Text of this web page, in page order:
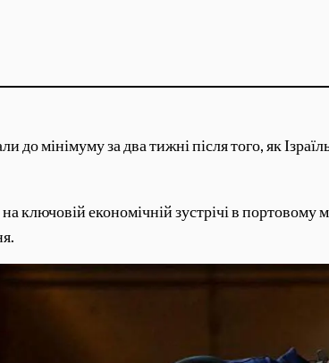
до мінімуму за два тижні після того, як
ключовій економічній зустрічі в